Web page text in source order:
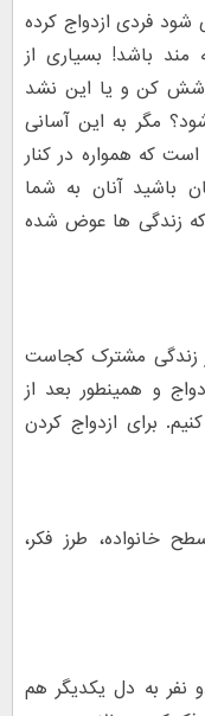
شود فردی ازدواج کرده
باشد! بسیاری از
کن و یا این نشد
مگر به این آسانی
که همواره در کنار
باشید آنان به شما
که زندگی ها عوض شده
زندگی مشترک کجاست
و همینطور بعد از
برای ازدواج کردن
خانواده، طرز فکر،
نفر به دل یکدیگر هم